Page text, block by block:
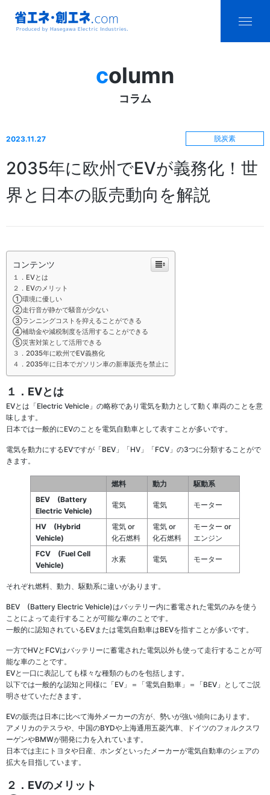
Produced by
Electric
Industries.
column
コラム
2023.11.27 脱炭素
2035年に欧州でEVが義務化！世
界と日本の販売動向を解説
コンテンツ
１．EVとは
２．EVのメリット
①環境に優しい
②走行音が静かで騒音が少ない
③ランニングコストを抑えることができる
④補助金や減税制度を活用することができる
⑤災害対策として活用できる
３．2035年に欧州でEV義務化
４．2035年に日本でガソリン車の新車販売を禁止に
１．EVとは
EVとは「Electric Vehicle」の略称であり電気を動力として動く車両のことを意
味します。
日本では一般的にEVのことを電気自動車として表すことが多いです。
電気を動力にするEVですが「BEV」「HV」「FCV」の3つに分類することがで
きます。
燃料 動力
駆動系
BEV
(Battery
Electric Vehicle)
電気 電気 モーター
HV
(Hybrid
Vehicle)
電気 or
化石燃料
電気 or
化石燃料
モーター or
エンジン
FCV
(Fuel Cell
Vehicle)
水素 電気 モーター
それぞれ燃料、動力、駆動系に違いがあります。
BEV (Battery Electric Vehicle)はバッテリー内に蓄電された電気のみを使う
ことによって走行することが可能な車のことです。
一般的に認知されているEVまたは電気自動車はBEVを指すことが多いです。
一方でHVとFCVはバッテリーに蓄電された電気以外も使って走行することが可
能な車のことです。
EVと一口に表記しても様々な種類のものを包括します。
以下では一般的な認知と同様に「EV」＝「電気自動車」＝「BEV」としてご説
明させていただきます。
EVの販売は日本に比べて海外メーカーの方が、勢いが強い傾向にあります。
アメリカのテスラや、中国のBYDや上海通用五菱汽車、ドイツのフォルクスワ
ーゲンやBMWが開発に力を入れています。
日本では主にトヨタや日産、ホンダといったメーカーが電気自動車のシェアの
拡大を目指しています。
２．EVのメリット